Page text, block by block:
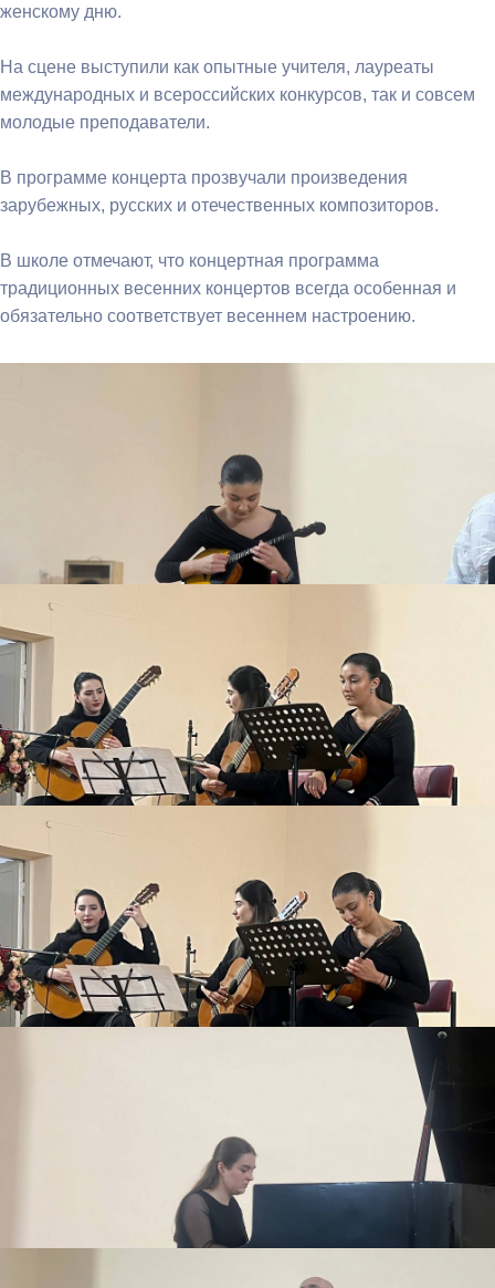
женскому дню.
На сцене выступили как опытные учителя, лауреаты
международных и всероссийских конкурсов, так и совсем
молодые преподаватели.
В программе концерта прозвучали произведения
зарубежных, русских и отечественных композиторов.
В школе отмечают, что концертная программа
традиционных весенних концертов всегда особенная и
обязательно соответствует весеннем настроению.